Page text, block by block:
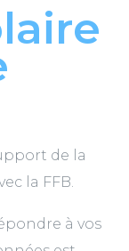
de la
la FFB.
à vos